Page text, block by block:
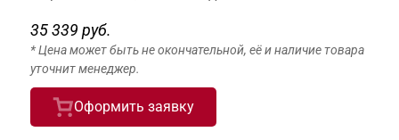
35 339 руб.
* Цена может быть не окончательной, её и наличие товара
уточнит менеджер.
Оформить заявку